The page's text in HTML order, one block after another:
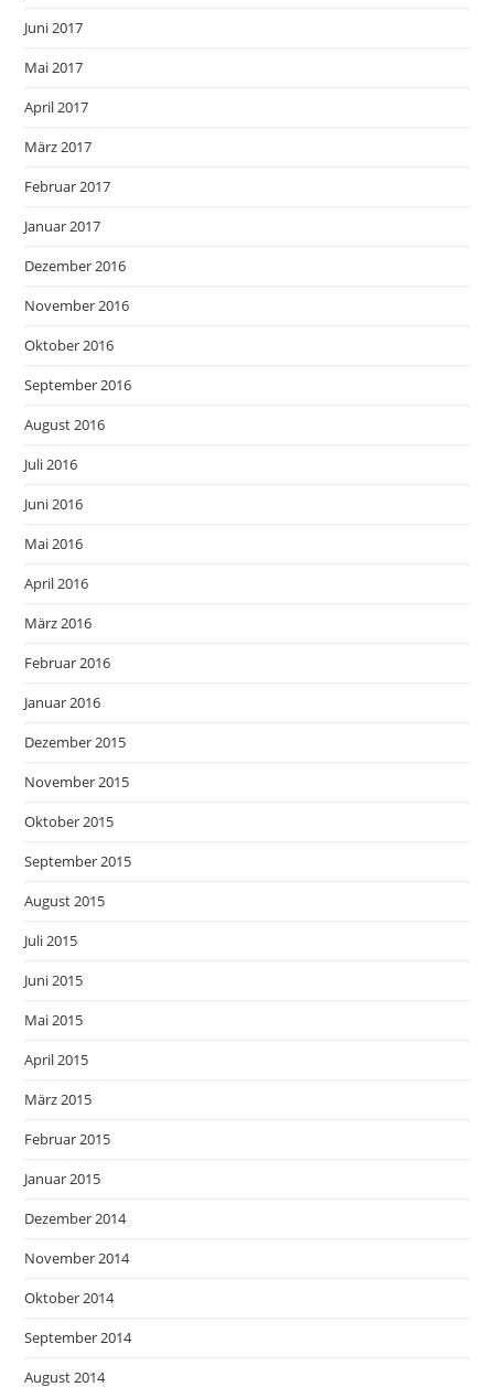
Juni 2017
Mai 2017
April 2017
März 2017
Februar 2017
Januar 2017
Dezember 2016
November 2016
Oktober 2016
September 2016
August 2016
Juli 2016
Juni 2016
Mai 2016
April 2016
März 2016
Februar 2016
Januar 2016
Dezember 2015
November 2015
Oktober 2015
September 2015
August 2015
Juli 2015
Juni 2015
Mai 2015
April 2015
März 2015
Februar 2015
Januar 2015
Dezember 2014
November 2014
Oktober 2014
September 2014
August 2014